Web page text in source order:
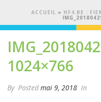
ACCUEIL » HF4.BE :
1024×766
By Posted mai 9, 2018 In